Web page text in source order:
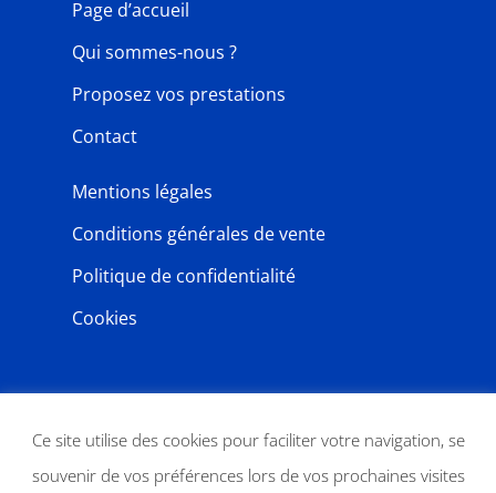
Page d’accueil
Qui sommes-nous ?
Proposez vos prestations
Contact
Mentions légales
Conditions générales de vente
Politique de confidentialité
Cookies
Ce site utilise des cookies pour faciliter votre navigation, se
souvenir de vos préférences lors de vos prochaines visites